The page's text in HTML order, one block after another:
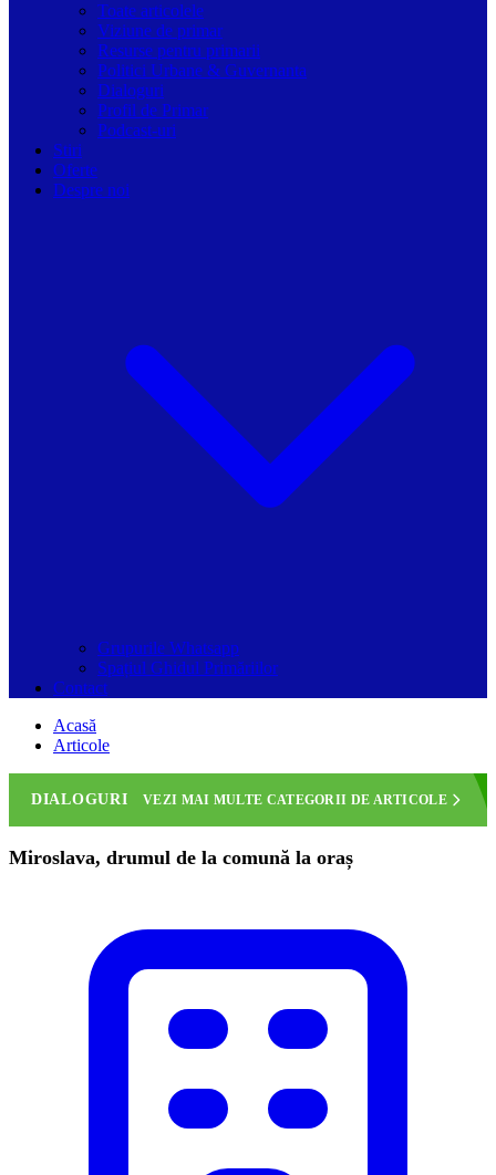
Toate articolele
Viziune de primar
Resurse pentru primarii
Politici Urbane & Guvernanta
Dialoguri
Profil de Primar
Podcast-uri
Stiri
Oferte
Despre noi
Grupurile Whatsapp
Spațiul Ghidul Primăriilor
Contact
Acasă
Articole
DIALOGURI VEZI MAI MULTE CATEGORII DE ARTICOLE
Miroslava, drumul de la comună la oraș